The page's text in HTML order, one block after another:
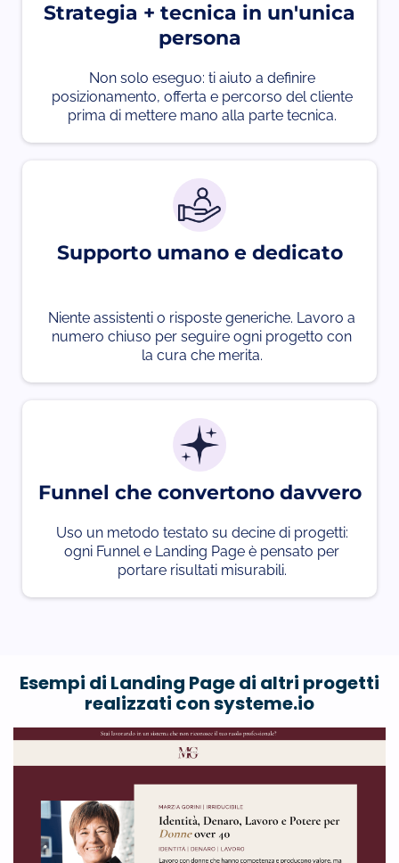
Strategia + tecnica in un'unica
persona
Non solo eseguo: ti aiuto a definire
posizionamento, offerta e percorso del cliente
prima di mettere mano alla parte tecnica.
Supporto umano e dedicato
Niente assistenti o risposte generiche. Lavoro a
numero chiuso per seguire ogni progetto con
la cura che merita.
Funnel che convertono davvero
Uso un metodo testato su decine di progetti:
ogni Funnel e Landing Page è pensato per
portare risultati misurabili.
Esempi di Landing Page di altri progetti
realizzati con systeme.io